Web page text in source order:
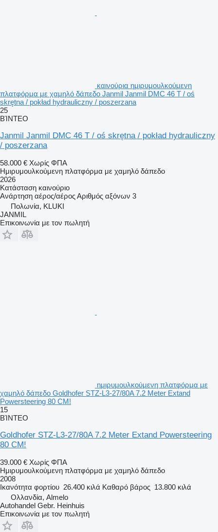
καινούρια ημιρυμουλκούμενη
πλατφόρμα με χαμηλό δάπεδο Janmil Janmil DMC 46 T / oś
skrętna / pokład hydrauliczny / poszerzana
25
ΒΊΝΤΕΟ
Janmil Janmil DMC 46 T / oś skrętna / pokład hydrauliczny
/ poszerzana
58.000 € Χωρίς ΦΠΑ
Ημιρυμουλκούμενη πλατφόρμα με χαμηλό δάπεδο
2026
Κατάσταση καινούριο
Ανάρτηση αέρος/αέροςΑριθμός αξόνων 3
Πολωνία, KLUKI
JANMIL
Επικοινωνία με τον πωλητή
ημιρυμουλκούμενη πλατφόρμα με
χαμηλό δάπεδο Goldhofer STZ-L3-27/80A 7.2 Meter Extand
Powersteering 80 CM!
15
ΒΊΝΤΕΟ
Goldhofer STZ-L3-27/80A 7.2 Meter Extand Powersteering
80 CM!
39.000 € Χωρίς ΦΠΑ
Ημιρυμουλκούμενη πλατφόρμα με χαμηλό δάπεδο
2008
Ικανότητα φορτίου 26.400 κιλά Καθαρό βάρος 13.800 κιλά
Ολλανδία, Almelo
Autohandel Gebr. Heinhuis
Επικοινωνία με τον πωλητή